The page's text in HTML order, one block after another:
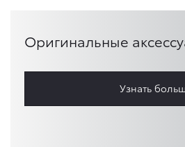
Оригинальные
Узнать